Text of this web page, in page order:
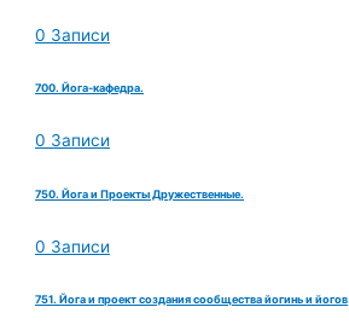
0 Записи
700. Йога-кафедра.
0 Записи
750. Йога и Проекты Дружественные.
0 Записи
751. Йога и проект создания сообщества йогинь и йогов